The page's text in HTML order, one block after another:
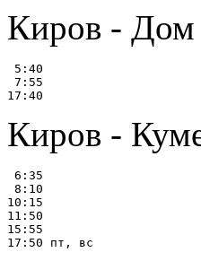
Киров - Дом
5:40
7:55
Киров -
6:35
8:10
10:15
11:50
15:55